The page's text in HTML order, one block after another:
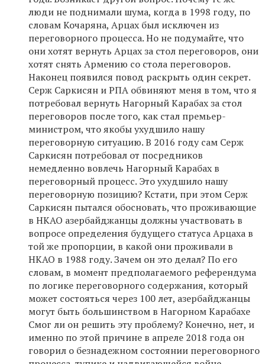
люди не поднимали шума, когда в 1998 году, по
словам Кочаряна, Арцах был исключен из
переговорного процесса. Но не подумайте, что
они хотят вернуть Арцах за стол переговоров, они
хотят снять Армению со стола переговоров.
Наконец появился повод раскрыть один секрет.
Серж Саркисян и РПА обвиняют меня в том, что я
потребовал вернуть Нагорный Карабах за стол
переговоров после того, как стал премьер-
министром, что якобы ухудшило нашу
переговорную ситуацию. В 2016 году сам Серж
Саркисян потребовал от посредников
немедленно вовлечь Нагорный Карабах в
переговорный процесс. Это ухудшило нашу
переговорную позицию? Кстати, при этом Серж
Саркисян пытался обосновать, что проживающие
в НКАО азербайджанцы должны участвовать в
вопросе определения будущего статуса Арцаха в
той же пропорции, в какой они проживали в
НКАО в 1988 году. Зачем он это делал? По его
словам, в момент предполагаемого референдума
по логике переговорного содержания, который
может состояться через 100 лет, азербайджанцы
могут быть большинством в Нагорном Карабахе
Смог ли он решить эту проблему? Конечно, нет, и
именно по этой причине в апреле 2018 года он
говорил о безнадежном состоянии переговорного